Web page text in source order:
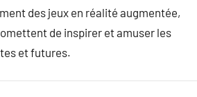
des jeux en réalité augmentée,
de inspirer et amuser les
et futures.